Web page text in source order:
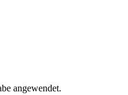
angewendet.